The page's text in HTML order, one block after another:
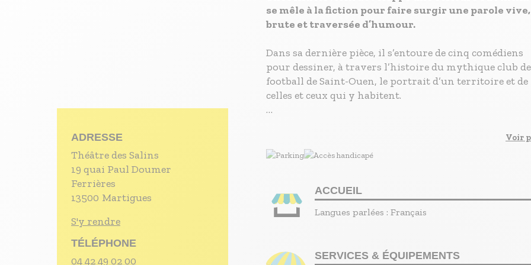
ADRESSE
Théâtre des Salins
19 quai Paul Doumer
Ferrières
13500 Martigues
S'y rendre
TÉLÉPHONE
04 42 49 02 00
se mêle à la fiction pour faire surgir une parole vive,
brute et traversée d’humour.
Dans sa dernière pièce, il s’entoure de cinq comédiens
pour dessiner, à travers l’histoire du mythique club de
football de Saint-Ouen, le portrait d’un territoire et de
celles et ceux qui y habitent.
parole documentaire, l’auteur explore ce que ce club
raconte de la ville et de ses habitants : ceux qui y sont
faite de fidélités, de ruptures, de mythes et de
contradictions. Le spectacle fait entendre les voix d’une
populaire, longtemps ouvrière et engagée, aujourd’hui
Voir
ACCUEIL
Langues parlées : Français
SERVICES & ÉQUIPEMENTS